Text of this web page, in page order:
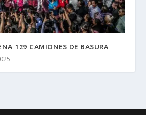
129 CAMIONES DE BASURA